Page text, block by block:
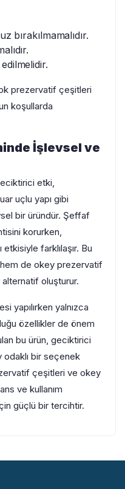
bırakılmamalıdır.
prezervatif çeşitleri
koşullarda
İşlevsel ve
etki,
uçlu yapı gibi
bir üründür. Şeffaf
korurken,
farklılaşır. Bu
de okey prezervatif
oluşturur.
yapılırken yalnızca
özellikler de önem
bu ürün, geciktirici
odaklı bir seçenek
çeşitleri ve okey
ve kullanım
güçlü bir tercihtir.